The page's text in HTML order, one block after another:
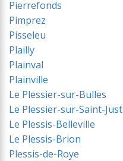
Pierrefonds
Pimprez
Pisseleu
Plailly
Plainval
Plainville
Le Plessier-sur-Bulles
Le Plessier-sur-Saint-Just
Le Plessis-Belleville
Le Plessis-Brion
Plessis-de-Roye